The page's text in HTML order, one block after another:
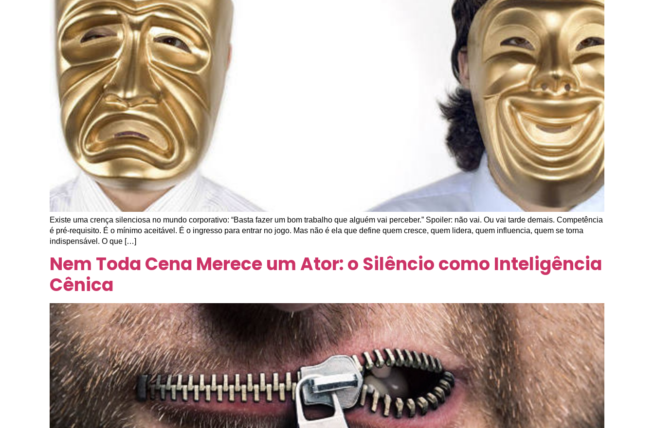
Existe uma crença silenciosa no mundo corporativo: “Basta fazer um bom trabalho que alguém vai perceber.” Spoiler: não vai. Ou vai tarde demais. Competência
é pré-requisito. É o mínimo aceitável. É o ingresso para entrar no jogo. Mas não é ela que define quem cresce, quem lidera, quem influencia, quem se torna
indispensável. O que […]
Nem Toda Cena Merece um Ator: o Silêncio como Inteligência
Cênica